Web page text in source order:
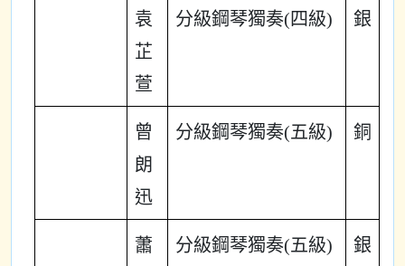
袁
芷
萱
分級鋼琴獨奏(四級) 銀
曾
朗
迅
分級鋼琴獨奏(五級) 銅
蕭
分級鋼琴獨奏(五級) 銀